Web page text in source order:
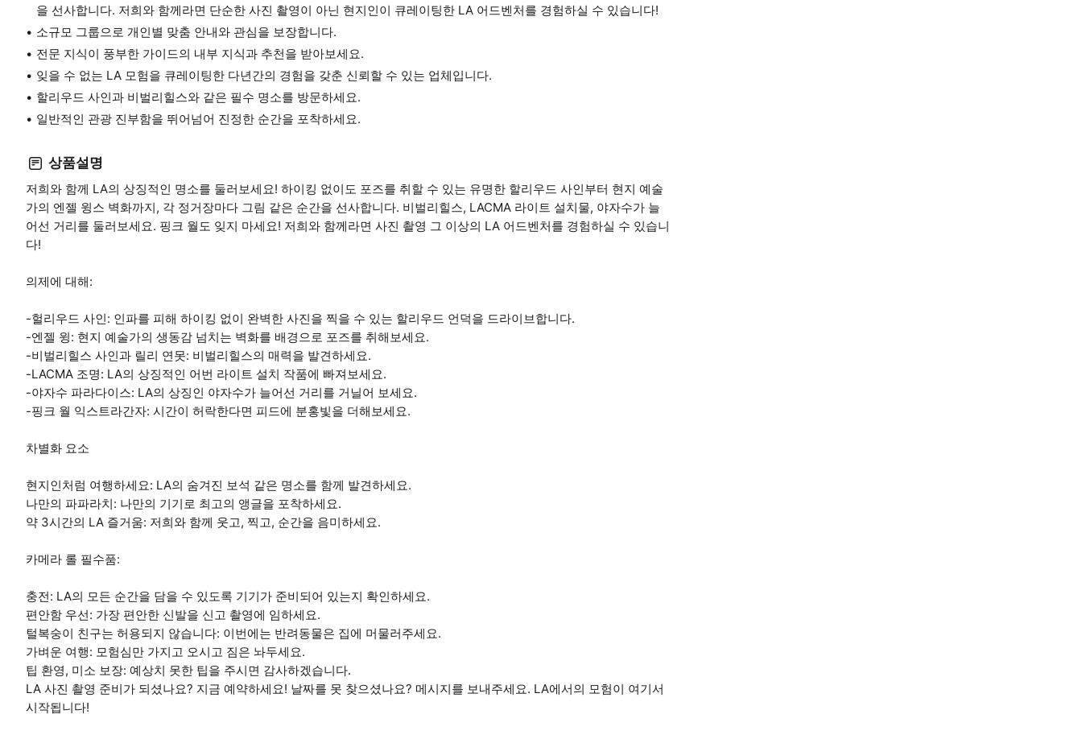
을 선사합니다. 저희와 함께라면 단순한 사진 촬영이 아닌 현지인이 큐레이팅한 LA 어드벤처를 경험하실 수 있습니다!
소규모 그룹으로 개인별 맞춤 안내와 관심을 보장합니다.
전문 지식이 풍부한 가이드의 내부 지식과 추천을 받아보세요.
잊을 수 없는 LA 모험을 큐레이팅한 다년간의 경험을 갖춘 신뢰할 수 있는 업체입니다.
할리우드 사인과 비벌리힐스와 같은 필수 명소를 방문하세요.
일반적인 관광 진부함을 뛰어넘어 진정한 순간을 포착하세요.
상품설명
저희와 함께 LA의 상징적인 명소를 둘러보세요! 하이킹 없이도 포즈를 취할 수 있는 유명한 할리우드 사인부터 현지 예술
가의 엔젤 윙스 벽화까지, 각 정거장마다 그림 같은 순간을 선사합니다. 비벌리힐스, LACMA 라이트 설치물, 야자수가 늘
어선 거리를 둘러보세요. 핑크 월도 잊지 마세요! 저희와 함께라면 사진 촬영 그 이상의 LA 어드벤처를 경험하실 수 있습니
다!
의제에 대해:
-헐리우드 사인: 인파를 피해 하이킹 없이 완벽한 사진을 찍을 수 있는 할리우드 언덕을 드라이브합니다.
-엔젤 윙: 현지 예술가의 생동감 넘치는 벽화를 배경으로 포즈를 취해보세요.
-비벌리힐스 사인과 릴리 연못: 비벌리힐스의 매력을 발견하세요.
-LACMA 조명: LA의 상징적인 어번 라이트 설치 작품에 빠져보세요.
-야자수 파라다이스: LA의 상징인 야자수가 늘어선 거리를 거닐어 보세요.
-핑크 월 익스트라간자: 시간이 허락한다면 피드에 분홍빛을 더해보세요.
차별화 요소
현지인처럼 여행하세요: LA의 숨겨진 보석 같은 명소를 함께 발견하세요.
나만의 파파라치: 나만의 기기로 최고의 앵글을 포착하세요.
약 3시간의 LA 즐거움: 저희와 함께 웃고, 찍고, 순간을 음미하세요.
카메라 롤 필수품:
충전: LA의 모든 순간을 담을 수 있도록 기기가 준비되어 있는지 확인하세요.
편안함 우선: 가장 편안한 신발을 신고 촬영에 임하세요.
털복숭이 친구는 허용되지 않습니다: 이번에는 반려동물은 집에 머물러주세요.
가벼운 여행: 모험심만 가지고 오시고 짐은 놔두세요.
팁 환영, 미소 보장: 예상치 못한 팁을 주시면 감사하겠습니다.
LA 사진 촬영 준비가 되셨나요? 지금 예약하세요! 날짜를 못 찾으셨나요? 메시지를 보내주세요. LA에서의 모험이 여기서
시작됩니다!